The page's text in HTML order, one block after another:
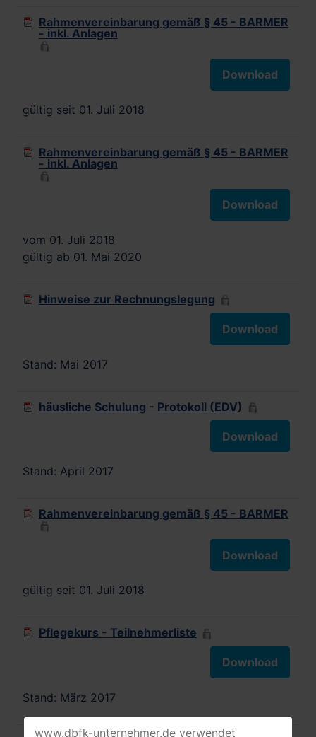
Rahmenvereinbarung gemäß § 45 - BARMER
- inkl. Anlagen
Download
gültig seit 01. Juli 2018
Rahmenvereinbarung gemäß § 45 - BARMER
- inkl. Anlagen
Download
vom 01. Juli 2018
gültig ab 01. Mai 2020
Hinweise zur Rechnungslegung
Download
Stand: Mai 2017
häusliche Schulung - Protokoll (EDV)
Download
Stand: April 2017
Rahmenvereinbarung gemäß § 45 - BARMER
Download
gültig seit 01. Juli 2018
Pflegekurs - Teilnehmerliste
Download
Stand: März 2017
www.dbfk-unternehmer.de verwendet